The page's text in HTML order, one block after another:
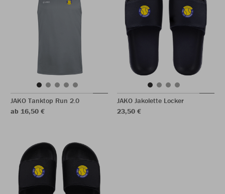
JAKO Tanktop Run 2.0
ab 16,50 €
JAKO Jakolette Locker
23,50 €